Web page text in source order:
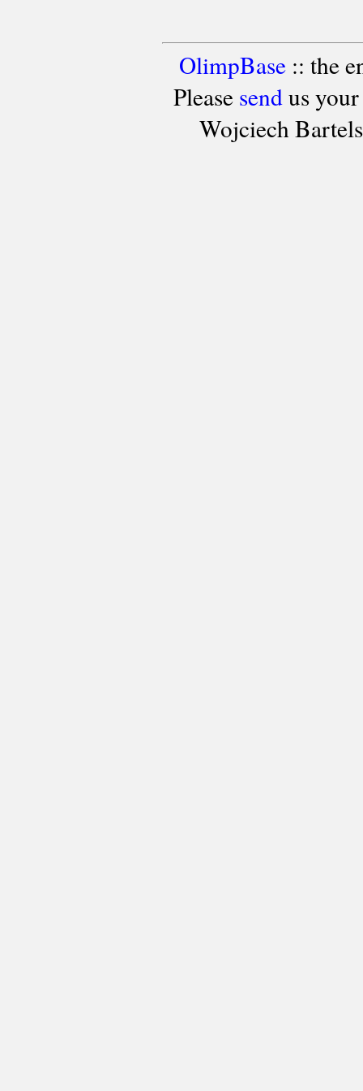
OlimpBase:: the
Please sendus your
Wojciech